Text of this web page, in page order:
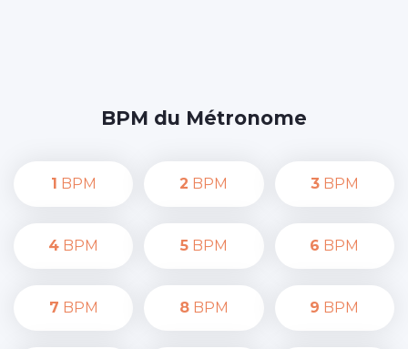
BPM du Métronome
1 BPM 2 BPM 3BPM
4 BPM 5BPM 6 BPM
7 BPM 8BPM 9 BPM